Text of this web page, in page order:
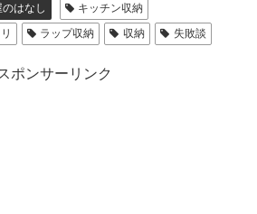
はなし
キッチン収納
ラップ収納 収納 失敗談
ポンサーリンク